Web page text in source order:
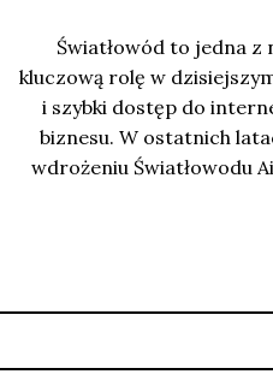
Światłowód to jedna
kluczową rolę w
i szybki dostęp do
biznesu. W ostatnich
wdrożeniu Światłowodu